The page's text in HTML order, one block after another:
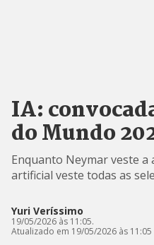
IA:
do Mundo
Enquanto Neymar veste
artificial veste todas as
Yuri Veríssimo
19/05/2026 às 11:05.
Atualizado em 19/05/2026 às 11:05